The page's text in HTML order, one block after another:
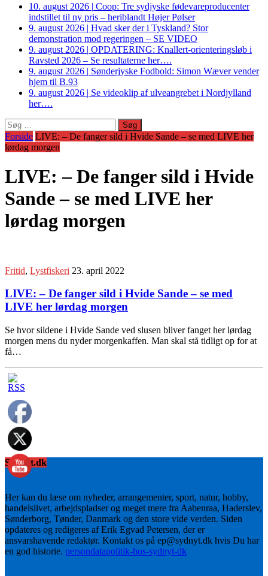
10. august 2026 | Coop: Tre sydjyske fødevareproducenter
indstillet til ny pris – heriblandt Højer Pølser
9. august 2026 | Hvad sker der i Tyskland? Stor
demonstration mod regeringen – SE VIDEO
9. august 2026 | OPDATERING: Knallert-orienteringsløb i
Ravsted 2026 – Se resultaterne her….
9. august 2026 | Sønderjyske Fodbold: Simon Wæver vender
hjem til B.93
9. august 2026 | Se videoklip af ulveangrebet i Nordjylland
her….
Søg
efter:
Forside LIVE: – De fanger sild i Hvide Sande – se med LIVE her
lørdag morgen
LIVE: – De fanger sild i Hvide
Sande – se med LIVE her
lørdag morgen
Fritid, Lystfiskeri 23. april 2022
LIVE: – De fanger sild i Hvide Sande – se med
LIVE her lørdag morgen
Se hvor sildene i Hvide Sande ved slusen bliver fanget her lørdag
morgen mens du nyder morgenkaffen. Man skal stå tidligt op for at
få…
Sydnyt.dk
Her kan du læse om nyheder, arrangementer, sport, natur, hobby,
handelslivet, arbejdspladser og meget mere fra Aabenraa, Haderslev,
Sønderborg, Tønder, Danmark og den store vide verden. Siden
opdateres og redigeres af Erik Egvad Petersen, der er
ansvarshavende redaktør. Kontakt os på ep@sydnyt.dk hvis Du har
en god historie. persondatapolitik-hos-sydnyt-dk